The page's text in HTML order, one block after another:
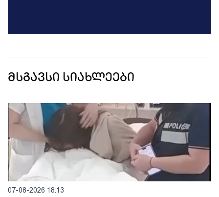
მსგავსი სიახლეები
07-08-2026 18:13